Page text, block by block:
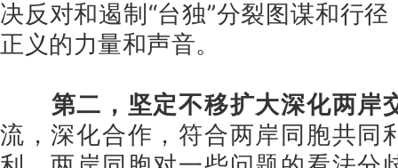
决反对和遏制“台独”分裂图谋和行
正义的力量和声音。
第二，坚定不移扩大深化两岸
流，深化合作，符合两岸同胞共同